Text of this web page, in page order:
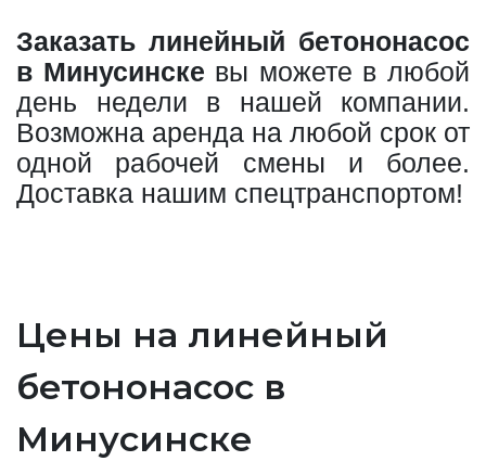
Заказать линейный бетононасос
в Минусинске вы можете в любой
день недели в нашей компании.
Возможна аренда на любой срок от
одной рабочей смены и более.
Доставка нашим спецтранспортом!
Цены на линейный
бетононасос в
Минусинске